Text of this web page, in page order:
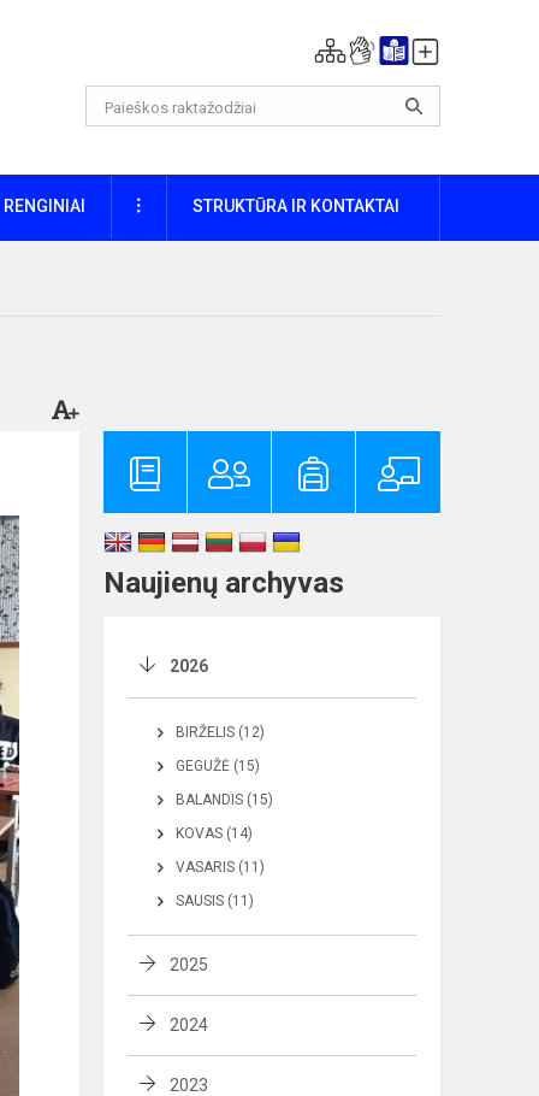
RENGINIAI DAUGIAUSTRUKTŪRA IR KONTAKTAI
Naujienų archyvas
2026
BIRŽELIS (12)
GEGUŽĖ (15)
BALANDIS (15)
KOVAS (14)
VASARIS (11)
SAUSIS (11)
2025
2024
2023